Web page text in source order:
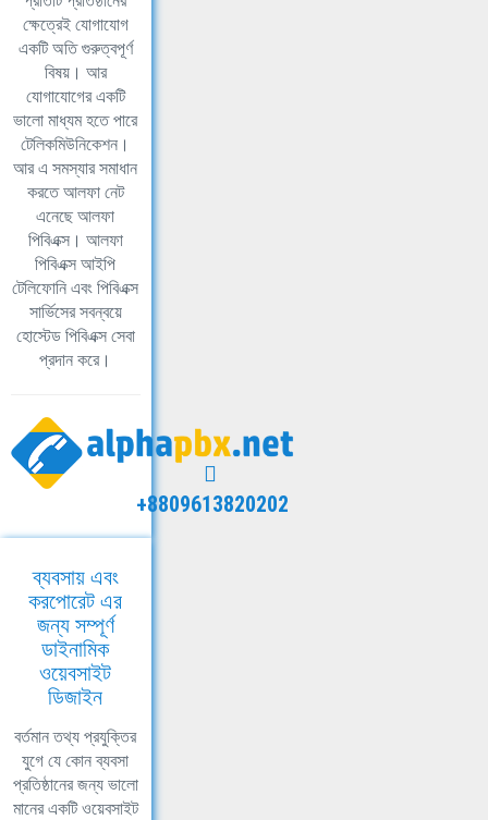
ক্ষেত্রেই যোগাযোগ
একটি অতি গুরুত্বপূর্ণ
বিষয়। আর
যোগাযোগের একটি
ভালো মাধ্যম হতে পারে
টেলিকমিউনিকেশন।
আর এ সমস্যার সমাধান
করতে আলফা নেট
এনেছে আলফা
পিবিএক্স। আলফা
পিবিএক্স আইপি
টেলিফোনি এবং পিবিএক্স
সার্ভিসের সবন্বয়ে
হোস্টেড পিবিএক্স সেবা
প্রদান করে।
+8809613820202
ব্যবসায় এবং
করপোরেট এর
জন্য সম্পূর্ণ
ডাইনামিক
ওয়েবসাইট
ডিজাইন
বর্তমান তথ্য প্রযুক্তির
যুগে যে কোন ব্যবসা
প্রতিষ্ঠানের জন্য ভালো
মানের একটি ওয়েবসাইট